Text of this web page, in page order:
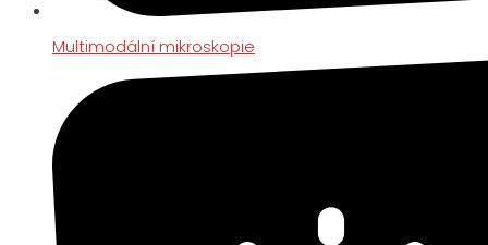
Multimodální mikroskopie